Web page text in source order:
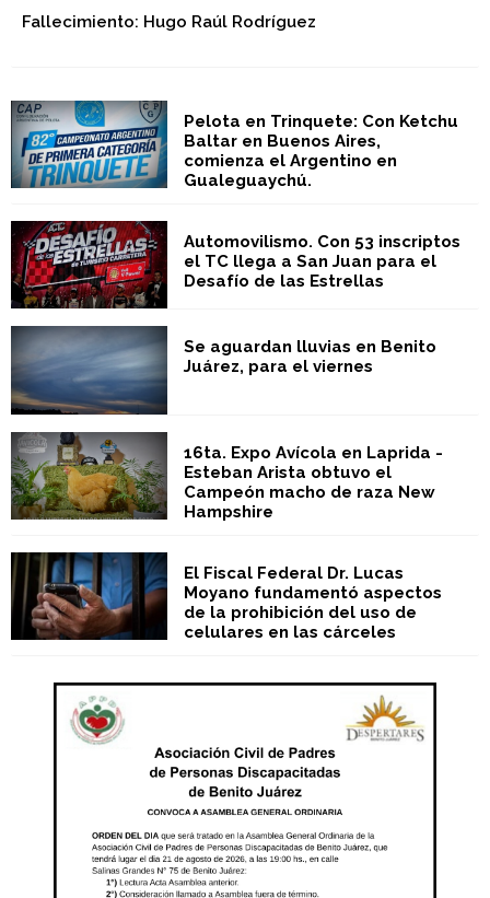
Fallecimiento: Hugo Raúl Rodríguez
Pelota en Trinquete: Con Ketchu
Baltar en Buenos Aires,
comienza el Argentino en
Gualeguaychú.
Automovilismo. Con 53 inscriptos
el TC llega a San Juan para el
Desafío de las Estrellas
Se aguardan lluvias en Benito
Juárez, para el viernes
16ta. Expo Avícola en Laprida -
Esteban Arista obtuvo el
Campeón macho de raza New
Hampshire
El Fiscal Federal Dr. Lucas
Moyano fundamentó aspectos
de la prohibición del uso de
celulares en las cárceles